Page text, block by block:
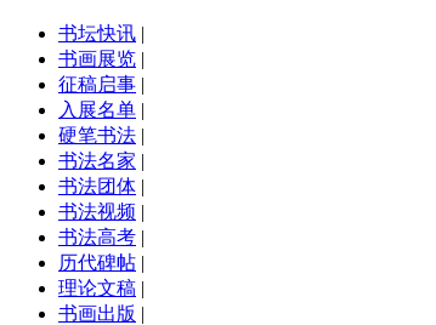
书坛快讯 |
书画展览 |
征稿启事 |
入展名单 |
硬笔书法 |
书法名家 |
书法团体 |
书法视频 |
书法高考 |
历代碑帖 |
理论文稿 |
书画出版 |